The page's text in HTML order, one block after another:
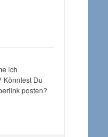
ich
Könntest Du
posten?